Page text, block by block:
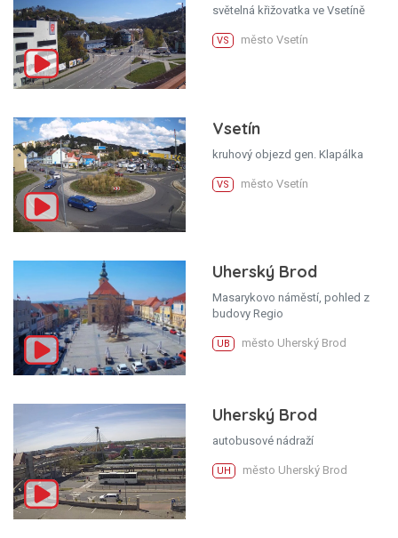
světelná křižovatka ve Vsetíně
VS město Vsetín
Vsetín
kruhový objezd gen. Klapálka
VS město Vsetín
Uherský Brod
Masarykovo náměstí, pohled z
budovy Regio
UB město Uherský Brod
Uherský Brod
autobusové nádraží
UH město Uherský Brod